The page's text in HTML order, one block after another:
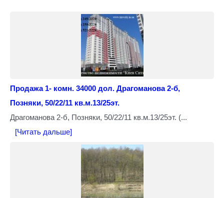
Продажа 1- комн. 34000 дол. Драгоманова 2-б,
Позняки, 50/22/11 кв.м.13/25эт.
Драгоманова 2-б, Позняки, 50/22/11 кв.м.13/25эт. (...
[Читать дальше]